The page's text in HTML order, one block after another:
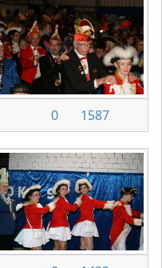
0 1587